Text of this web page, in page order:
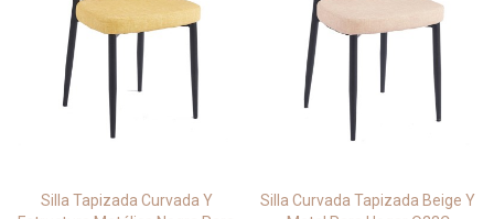
Silla Tapizada Curvada Y
Silla Curvada Tapizada Beige Y